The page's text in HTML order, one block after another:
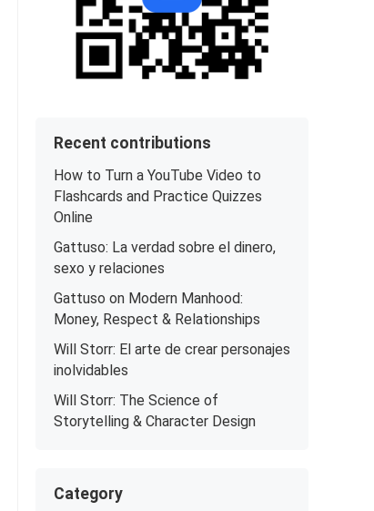
Recent contributions
How to Turn a YouTube Video to
Flashcards and Practice Quizzes
Online
Gattuso: La verdad sobre el dinero,
sexo y relaciones
Gattuso on Modern Manhood:
Money, Respect & Relationships
Will Storr: El arte de crear personajes
inolvidables
Will Storr: The Science of
Storytelling & Character Design
Category